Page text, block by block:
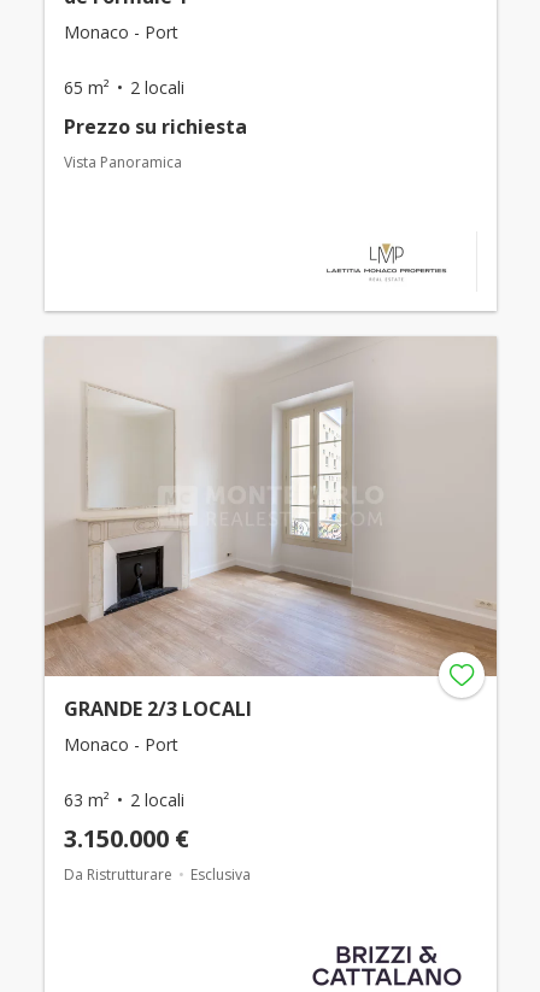
Monaco - Port
65 m² 2 locali
Prezzo su richiesta
Vista Panoramica
GRANDE 2/3 LOCALI
Monaco - Port
63 m² 2 locali
3.150.000 €
Da Ristrutturare Esclusiva